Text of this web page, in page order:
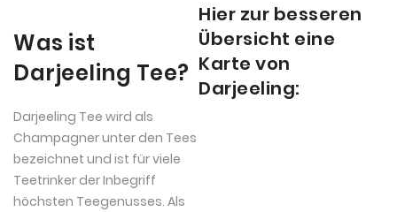
Was ist
Darjeeling Tee?
Darjeeling Tee wird als
Champagner unter den Tees
bezeichnet und ist für viele
Teetrinker der Inbegriff
höchsten Teegenusses. Als
Hier zur besseren
Übersicht eine
Karte von
Darjeeling: